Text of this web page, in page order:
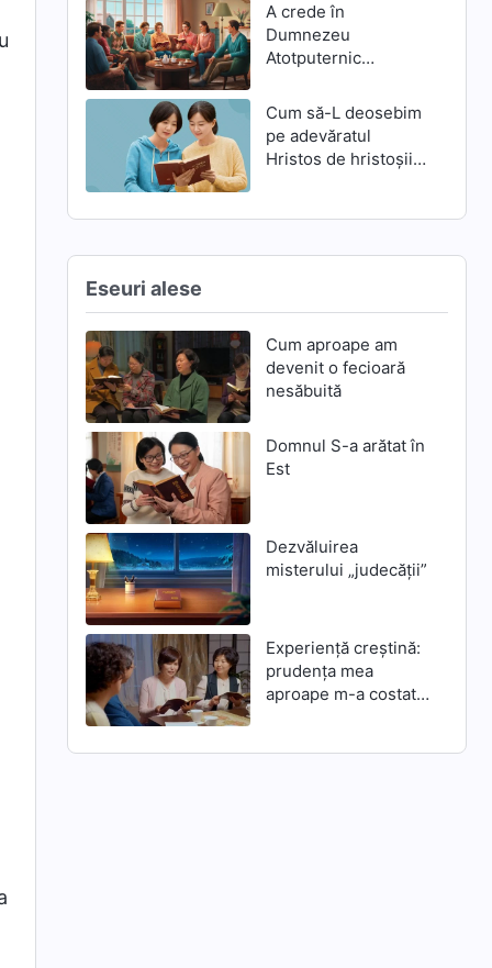
A crede în
Dumnezeu
Atotputernic
pe Domnul Isus?
Cum să-L deosebim
pe adevăratul
Hristos de hristoșii
Eseuri alese
Cum aproape am
devenit o fecioară
nesăbuită
Domnul S-a arătat în
Est
Dezvăluirea
misterului „judecății”
Experiență creștină:
prudența mea
aproape m-a costat